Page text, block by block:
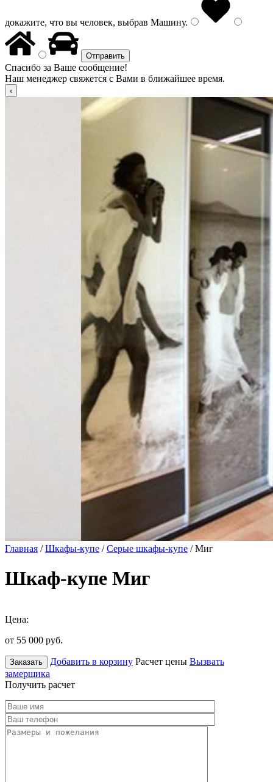
докажите, что вы человек, выбрав Машину.
Спасибо за Ваше сообщение!
Наш менеджер свяжется с Вами в ближайшее время.
Главная /Шкафы-купе /Серые шкафы-купе / Миг
Шкаф-купе Миг
Цена:
от 55 000 руб.
Заказать Добавить в корзину Расчет цены Вызвать
замерщика
Получить расчет